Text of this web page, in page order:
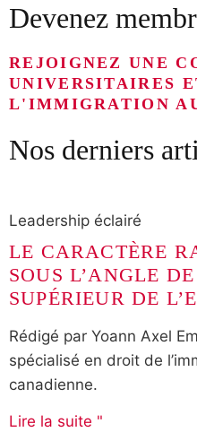
Devenez
REJOIGNEZ UNE
UNIVERSITAIRES
L'IMMIGRATION
Nos derniers
Leadership éclairé
LE CARACTÈRE
SOUS L’ANGLE
SUPÉRIEUR DE
Rédigé par Yoann Axel
spécialisé en droit de
canadienne.
Lire la suite "